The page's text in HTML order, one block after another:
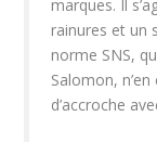
marques. Il
rainures et un
norme SNS,
Salomon,
d’accroche